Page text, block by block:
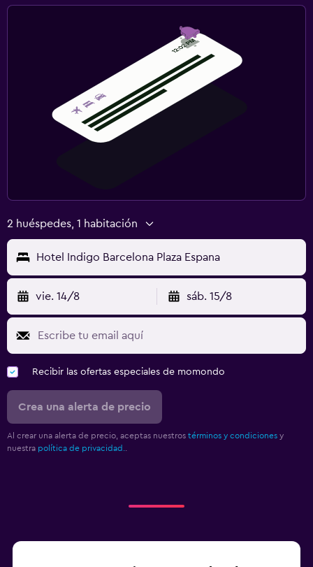
2 huéspedes, 1 habitación
Hotel Indigo Barcelona Plaza Espana
vie. 14/8 sáb. 15/8
Recibir las ofertas especiales de momondo
Crea una alerta de precio
Al crear una alerta de precio, aceptas nuestros términos y condiciones y
nuestra política de privacidad.